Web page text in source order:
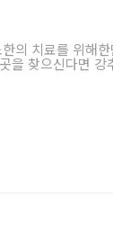
의 치료를 위해
곳을 찾으신다면